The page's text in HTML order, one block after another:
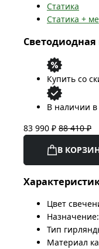
Статика
Статика +
Светодиодная
Купить со
В наличии в
83 990 ₽ 88 410 ₽
В
Цвет
Назначение:
Тип
Материал